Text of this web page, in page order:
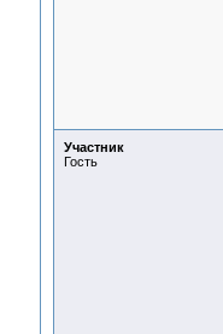
Участник
Гость